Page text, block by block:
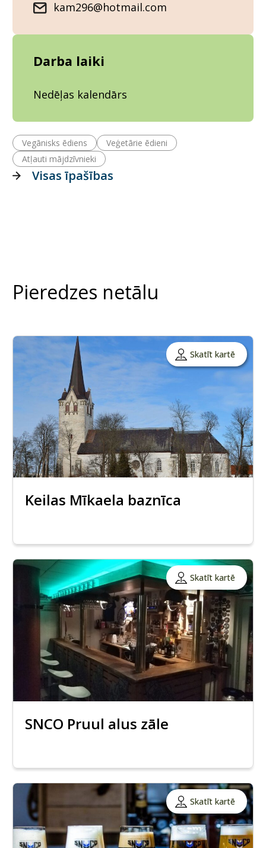
kam296@hotmail.com
Darba laiki
Nedēļas kalendārs
Vegānisks ēdiens
Veģetārie ēdieni
Atļauti mājdzīvnieki
Visas īpašības
Pieredzes netālu
Skatīt kartē
Keilas Mīkaela baznīca
Skatīt kartē
SNCO Pruul alus zāle
Skatīt kartē